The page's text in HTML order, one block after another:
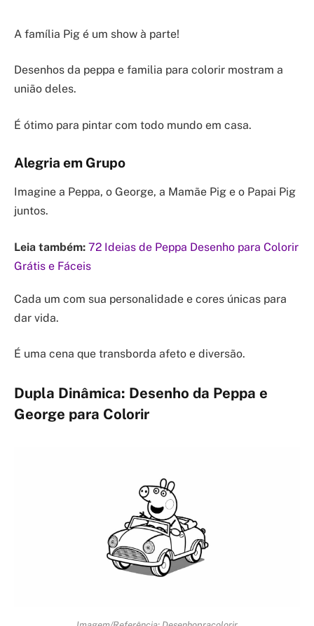
A família Pig é um show à parte!
Desenhos da peppa e familia para colorir mostram a
união deles.
É ótimo para pintar com todo mundo em casa.
Alegria em Grupo
Imagine a Peppa, o George, a Mamãe Pig e o Papai Pig
juntos.
Leia também: 72 Ideias de Peppa Desenho para Colorir
Grátis e Fáceis
Cada um com sua personalidade e cores únicas para
dar vida.
É uma cena que transborda afeto e diversão.
Dupla Dinâmica: Desenho da Peppa e
George para Colorir